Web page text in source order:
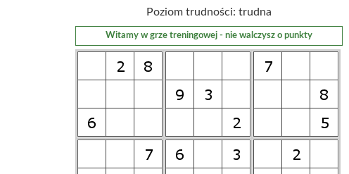
Poziom trudności: trudna
Witamy w grze treningowej - nie walczysz o punkty